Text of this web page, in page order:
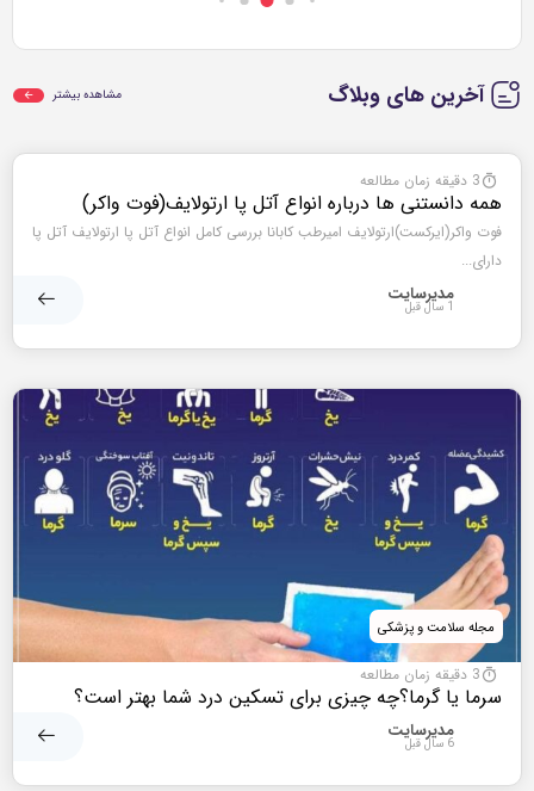
آخرین های وبلاگ مشاهده بیشتر
3 دقیقه زمان مطالعه
همه دانستنی ها درباره انواع آتل پا ارتولایف(فوت واکر)
فوت واکر(ایرکست)ارتولایف امیرطب کابانا بررسی کامل انواع آتل پا ارتولایف آتل پا
دارای...
مدیرسایت
1 سال قبل
مجله سلامت و پزشکی
3 دقیقه زمان مطالعه
سرما یا گرما؟چه چیزی برای تسکین درد شما بهتر است؟
مدیرسایت
6 سال قبل